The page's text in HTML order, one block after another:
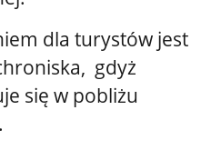
dla turystów jest
gdyż
się w pobliżu